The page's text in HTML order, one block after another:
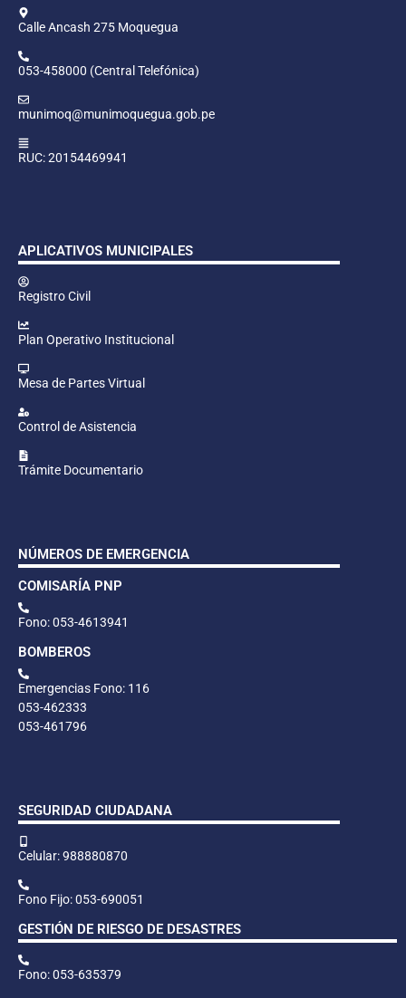
Calle Ancash 275 Moquegua
053-458000 (Central Telefónica)
munimoq@munimoquegua.gob.pe
RUC: 20154469941
APLICATIVOS MUNICIPALES
Registro Civil
Plan Operativo Institucional
Mesa de Partes Virtual
Control de Asistencia
Trámite Documentario
NÚMEROS DE EMERGENCIA
COMISARÍA PNP
Fono: 053-4613941
BOMBEROS
Emergencias Fono: 116
053-462333
053-461796
SEGURIDAD CIUDADANA
Celular: 988880870
Fono Fijo: 053-690051
GESTIÓN DE RIESGO DE DESASTRES
Fono: 053-635379